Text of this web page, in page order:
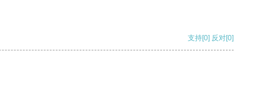
支持[0] 反对[0]